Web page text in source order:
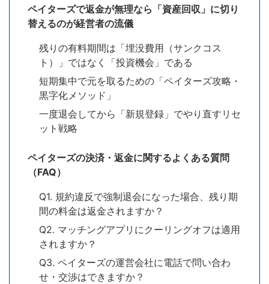
ペイターズで返金が無理なら「資産回収」に切り
替えるのが経営者の流儀
残りの有料期間は「埋没費用（サンクコス
ト）」ではなく「投資機会」である
短期集中で元を取るための「ペイターズ攻略・
黒字化メソッド」
一度退会してから「新規登録」でやり直すリセ
ット戦略
ペイターズの決済・返金に関するよくある質問
（FAQ）
Q1. 規約違反で強制退会になった場合、残り期
間の料金は返金されますか？
Q2. マッチングアプリにクーリングオフは適用
されますか？
Q3. ペイターズの運営会社に電話で問い合わ
せ・交渉はできますか？